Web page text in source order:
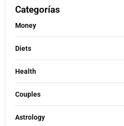
Categorías
Money
Diets
Health
Couples
Astrology